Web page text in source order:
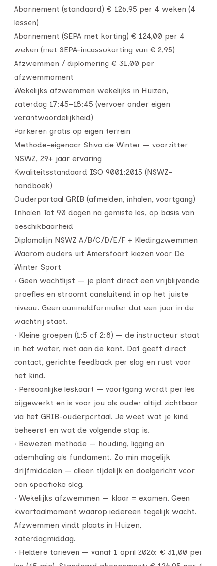
Abonnement (standaard) € 126,95 per 4 weken (4
lessen)
Abonnement (SEPA met korting) € 124,00 per 4
weken (met SEPA-incassokorting van € 2,95)
Afzwemmen / diplomering € 31,00 per
afzwemmoment
Wekelijks afzwemmen wekelijks in Huizen,
zaterdag 17:45–18:45 (vervoer onder eigen
verantwoordelijkheid)
Parkeren gratis op eigen terrein
Methode-eigenaar Shiva de Winter — voorzitter
NSWZ, 29+ jaar ervaring
Kwaliteitsstandaard ISO 9001:2015 (NSWZ-
handboek)
Ouderportaal GRIB (afmelden, inhalen, voortgang)
Inhalen Tot 90 dagen na gemiste les, op basis van
beschikbaarheid
Diplomalijn NSWZ A/B/C/D/E/F + Kledingzwemmen
Waarom ouders uit Amersfoort kiezen voor De
Winter Sport
• Geen wachtlijst — je plant direct een vrijblijvende
proefles en stroomt aansluitend in op het juiste
niveau. Geen aanmeldformulier dat een jaar in de
wachtrij staat.
• Kleine groepen (1:5 of 2:8) — de instructeur staat
in het water, niet aan de kant. Dat geeft direct
contact, gerichte feedback per slag en rust voor
het kind.
• Persoonlijke leskaart — voortgang wordt per les
bijgewerkt en is voor jou als ouder altijd zichtbaar
via het GRIB-ouderportaal. Je weet wat je kind
beheerst en wat de volgende stap is.
• Bewezen methode — houding, ligging en
ademhaling als fundament. Zo min mogelijk
drijfmiddelen — alleen tijdelijk en doelgericht voor
een specifieke slag.
• Wekelijks afzwemmen — klaar = examen. Geen
kwartaalmoment waarop iedereen tegelijk wacht.
Afzwemmen vindt plaats in Huizen,
zaterdagmiddag.
• Heldere tarieven — vanaf 1 april 2026: € 31,00 per